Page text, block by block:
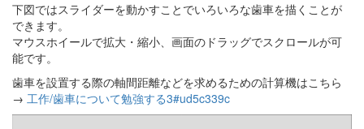
下図ではスライダーを動かすことでいろいろな歯車を描くことが
できます。
マウスホイールで拡大・縮小、画面のドラッグでスクロールが可
能です。
歯車を設置する際の軸間距離などを求めるための計算機はこちら
→ 工作/歯車について勉強する3#ud5c339c